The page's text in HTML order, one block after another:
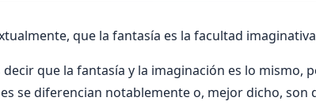
que la fantasía es la facultad
que la fantasía y la imaginación es lo mismo,
se diferencian notablemente o, mejor dicho, son